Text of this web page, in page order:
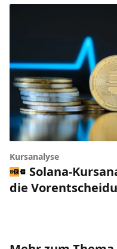
Kursanalyse
Solana-
die